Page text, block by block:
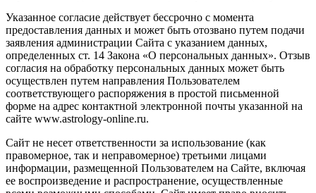
Указанное согласие действует бессрочно с момента
предоставления данных и может быть отозвано путем подачи
заявления администрации Сайта с указанием данных,
определенных ст. 14 Закона «О персональных данных». Отзыв
согласия на обработку персональных данных может быть
осуществлен путем направления Пользователем
соответствующего распоряжения в простой письменной
форме на адрес контактной электронной почты указанной на
сайте www.astrology-online.ru.
Сайт не несет ответственности за использование (как
правомерное, так и неправомерное) третьими лицами
информации, размещенной Пользователем на Сайте, включая
ее воспроизведение и распространение, осуществленные